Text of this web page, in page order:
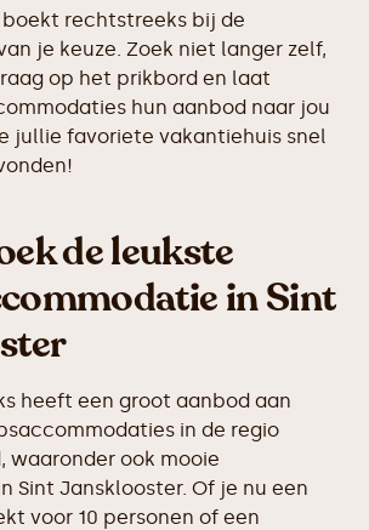
rechtstreeks bij de
je keuze. Zoek niet langer zelf,
op het prikbord en laat
hun aanbod naar jou
jullie favoriete vakantiehuis snel
de leukste
in Sint
heeft een groot aanbod aan
in de regio
waaronder ook mooie
Sint Jansklooster. Of je nu een
voor 10 personen of een